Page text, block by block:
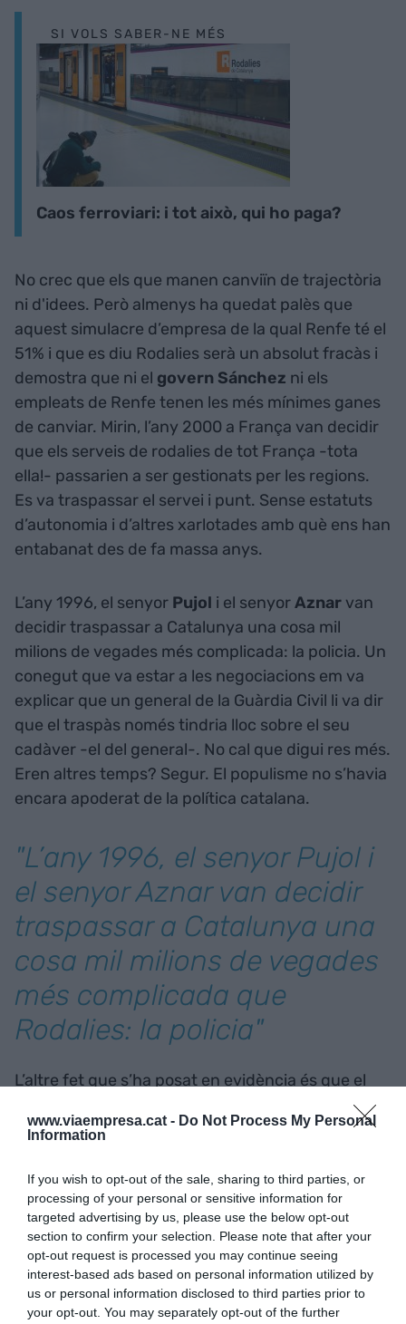
www.viaempresa.cat - Do Not Process My Personal
Information
If you wish to opt-out of the sale, sharing to third parties, or
processing of your personal or sensitive information for
targeted advertising by us, please use the below opt-out
section to confirm your selection. Please note that after your
opt-out request is processed you may continue seeing
interest-based ads based on personal information utilized by
us or personal information disclosed to third parties prior to
your opt-out. You may separately opt-out of the further
SI VOLS SABER-NE MÉS
Caos ferroviari: i tot això, qui ho paga?
No crec que els que manen canviïn de trajectòria
ni d'idees. Però almenys ha quedat palès que
aquest simulacre d’empresa de la qual Renfe té el
51% i que es diu Rodalies serà un absolut fracàs i
demostra que ni el govern Sánchez ni els
empleats de Renfe tenen les més mínimes ganes
de canviar. Mirin, l’any 2000 a França van decidir
que els serveis de rodalies de tot França -tota
ella!- passarien a ser gestionats per les regions.
Es va traspassar el servei i punt. Sense estatuts
d’autonomia i d’altres xarlotades amb què ens han
entabanat des de fa massa anys.
L’any 1996, el senyor Pujol i el senyorAznar van
decidir traspassar a Catalunya una cosa mil
milions de vegades més complicada: la policia. Un
conegut que va estar a les negociacions em va
explicar que un general de la Guàrdia Civil li va dir
que el traspàs només tindria lloc sobre el seu
cadàver -el del general-. No cal que digui res més.
Eren altres temps? Segur. El populisme no s’havia
encara apoderat de la política catalana.
"L’any 1996, el senyor Pujol i
el senyor Aznar van decidir
traspassar a Catalunya una
cosa mil milions de vegades
més complicada que
Rodalies: la policia"
L’altre fet que s’ha posat en evidència és que el
tornés a gestionar les autopistes i que aquestes
ser vies de pagament. Avui la degradació de la
infraestructura és evident: el fet de tenir
autopistes gratuïtes -les que Europa no es pot
permetre, però nosaltres sí- és inaudit i fruit del
populisme llatinoamericà amb què governa
Sánchez. Un populisme descordat i allunyat de